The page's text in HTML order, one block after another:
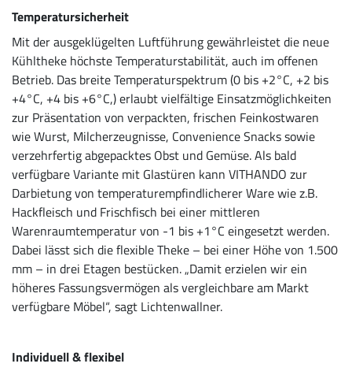
Temperatursicherheit
Mit der ausgeklügelten Luftführung gewährleistet die neue
Kühltheke höchste Temperaturstabilität, auch im offenen
Betrieb. Das breite Temperaturspektrum (0 bis +2°C, +2 bis
+4°C, +4 bis +6°C,) erlaubt vielfältige Einsatzmöglichkeiten
zur Präsentation von verpackten, frischen Feinkostwaren
wie Wurst, Milcherzeugnisse, Convenience Snacks sowie
verzehrfertig abgepacktes Obst und Gemüse. Als bald
verfügbare Variante mit Glastüren kann VITHANDO zur
Darbietung von temperaturempfindlicherer Ware wie z.B.
Hackfleisch und Frischfisch bei einer mittleren
Warenraumtemperatur von -1 bis +1°C eingesetzt werden.
Dabei lässt sich die flexible Theke – bei einer Höhe von 1.500
mm – in drei Etagen bestücken. „Damit erzielen wir ein
höheres Fassungsvermögen als vergleichbare am Markt
verfügbare Möbel“, sagt Lichtenwallner.
Individuell & flexibel